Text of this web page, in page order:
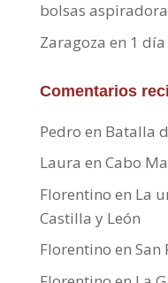
bolsas aspiradora
Zaragoza en 1 día
Comentarios
Pedro en Batalla
Laura en Cabo
Florentino en La
Castilla y León
Florentino en San